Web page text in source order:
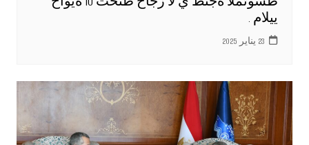
ييلام .
23 يناير 2025